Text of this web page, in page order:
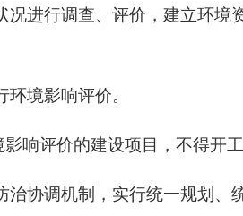
进行调查、评价，建立环境
境影响评价。
响评价的建设项目，不得开工
协调机制，实行统一规划、